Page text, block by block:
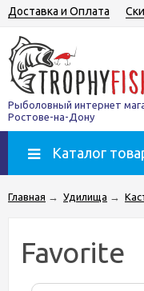
Доставка и Оплата
Рыболовный интернет
Ростове-на-Дону
Каталог
Главная → Удилища →
Favorite